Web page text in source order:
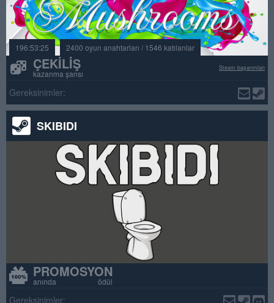
196:53:25 2400 oyun anahtarları / 1546 katılanlar
ÇEKILIŞ
kazanma şansı
Steam başarımları
Gereksinimler:
SKIBIDI
PROMOSYON
anında ödül
Gereksinimler: